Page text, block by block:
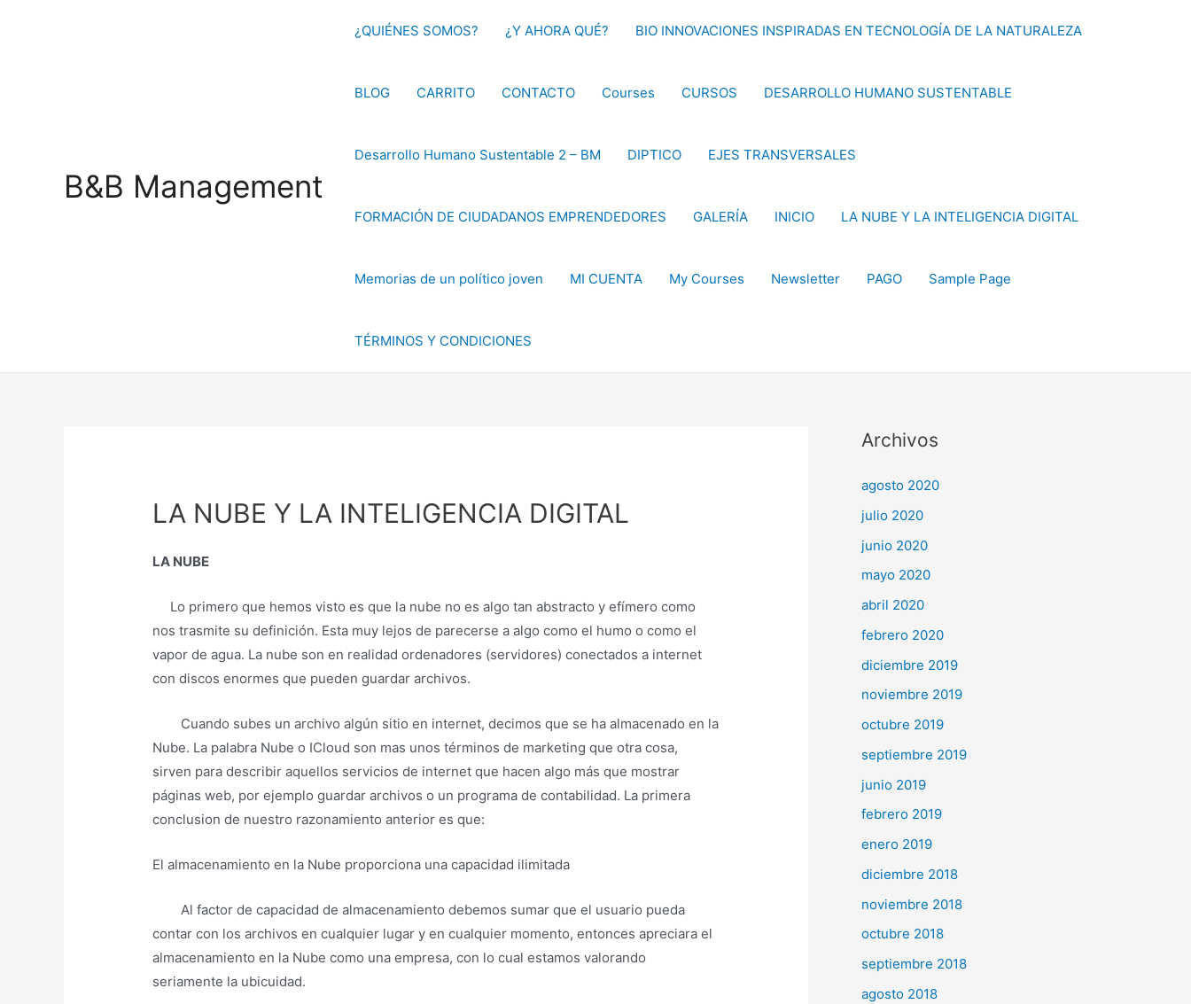
B&B Management
¿QUIÉNES SOMOS? ¿Y AHORA QUÉ? BIO INNOVACIONES INSPIRADAS EN TECNOLOGÍA DE LA NATURALEZA
BLOG CARRITO CONTACTO Courses CURSOS DESARROLLO HUMANO SUSTENTABLE
Desarrollo Humano Sustentable 2 – BM DIPTICO EJES TRANSVERSALES
FORMACIÓN DE CIUDADANOS EMPRENDEDORES GALERÍA INICIO LA NUBE Y LA INTELIGENCIA DIGITAL
Memorias de un político joven MI CUENTA My Courses Newsletter PAGO Sample Page
TÉRMINOS Y CONDICIONES
LA NUBE Y LA INTELIGENCIA DIGITAL
LA NUBE
Lo primero que hemos visto es que la nube no es algo tan abstracto y efímero como
nos trasmite su definición. Esta muy lejos de parecerse a algo como el humo o como el
vapor de agua. La nube son en realidad ordenadores (servidores) conectados a internet
con discos enormes que pueden guardar archivos.
Cuando subes un archivo algún sitio en internet, decimos que se ha almacenado en la
Nube. La palabra Nube o ICloud son mas unos términos de marketing que otra cosa,
sirven para describir aquellos servicios de internet que hacen algo más que mostrar
páginas web, por ejemplo guardar archivos o un programa de contabilidad. La primera
conclusion de nuestro razonamiento anterior es que:
El almacenamiento en la Nube proporciona una capacidad ilimitada
Al factor de capacidad de almacenamiento debemos sumar que el usuario pueda
contar con los archivos en cualquier lugar y en cualquier momento, entonces apreciara el
almacenamiento en la Nube como una empresa, con lo cual estamos valorando
seriamente la ubicuidad.
Archivos
agosto 2020
julio 2020
junio 2020
mayo 2020
abril 2020
febrero 2020
diciembre 2019
noviembre 2019
octubre 2019
septiembre 2019
junio 2019
febrero 2019
enero 2019
diciembre 2018
noviembre 2018
octubre 2018
septiembre 2018
agosto 2018